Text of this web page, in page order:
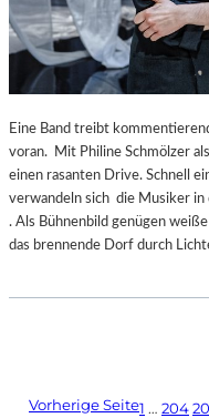
Eine Band treibt
voran. Mit Philine Schmölzer
einen rasanten Drive. Schnell
verwandeln sich die Musiker in
. Als Bühnenbild genügen
das brennende Dorf durch
Vorherige Seite1 … 204